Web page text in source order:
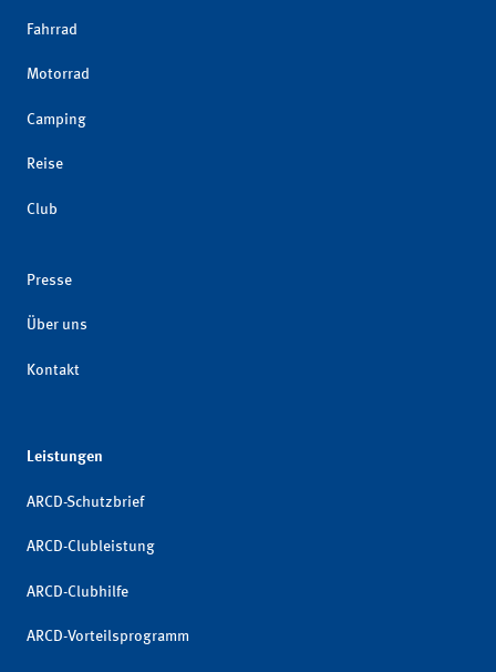
Fahrrad
Motorrad
Camping
Reise
Club
Presse
Über uns
Kontakt
Leistungen
ARCD-Schutzbrief
ARCD-Clubleistung
ARCD-Clubhilfe
ARCD-Vorteilsprogramm